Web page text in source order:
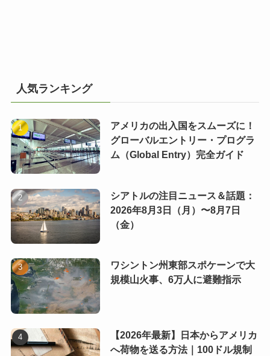
人気ランキング
アメリカの出入国をスムーズに！
グローバルエントリー・プログラ
ム（Global Entry）完全ガイド
シアトルの注目ニュース＆話題：
2026年8月3日（月）〜8月7日
（金）
ワシントン州東部スポケーンで大
規模山火事、6万人に避難指示
【2026年最新】日本からアメリカ
へ荷物を送る方法｜100ドル規制